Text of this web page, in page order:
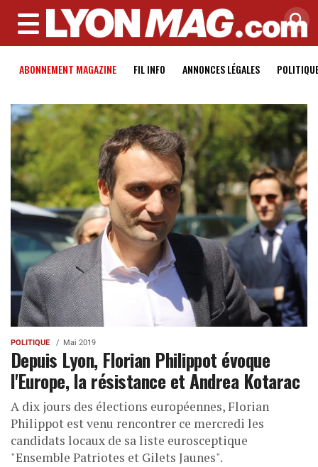
MENU
ABONNEMENT MAGAZINE FIL INFO ANNONCES LÉGALES
POLITIQUE Mai 2019
Depuis Lyon, Florian Philippot évoque
l'Europe, la résistance et Andrea Kotarac
A dix jours des élections européennes, Florian
Philippot est venu rencontrer ce mercredi les
candidats locaux de sa liste eurosceptique
"Ensemble Patriotes et Gilets Jaunes".